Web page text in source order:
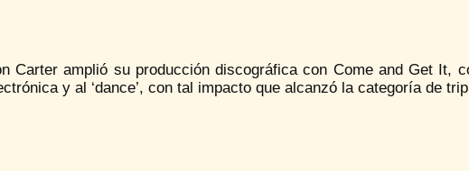
Carter amplió su producción discográfica con Come and Get It,
y al ‘dance’, con tal impacto que alcanzó la categoría de